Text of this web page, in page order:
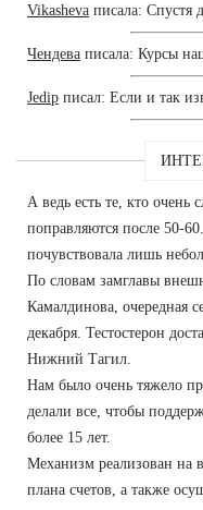
Vikasheva писала: Спустя
Чендева писала: Курсы
Jedip писал: Если и так
А ведь есть те, кто очень
поправляются после 50-
почувствовала лишь
По словам замглавы
Камалдинова, очередная
декабря. Тестостерон
Нижний Тагил.
Нам было очень тяжело
делали все, чтобы
более 15 лет.
Механизм реализован на
плана счетов, а также